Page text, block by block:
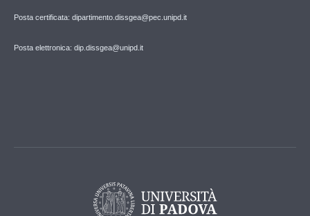
Posta certificata: dipartimento.dissgea@pec.unipd.it
Posta elettronica: dip.dissgea@unipd.it